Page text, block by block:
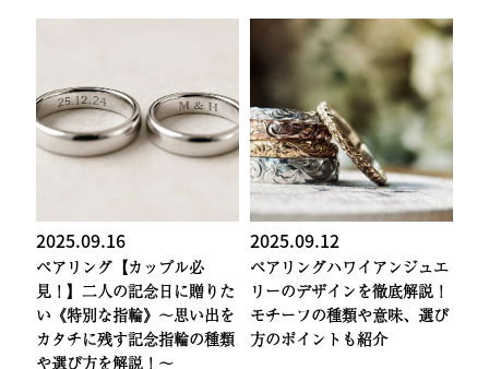
2025.09.16
ペアリング 【カップル必
見！】二人の記念日に贈りた
い《特別な指輪》〜思い出を
カタチに残す記念指輪の種類
や選び方を解説！〜
2025.09.12
ペアリングハワイアンジュエ
リーのデザインを徹底解説！
モチーフの種類や意味、選び
方のポイントも紹介